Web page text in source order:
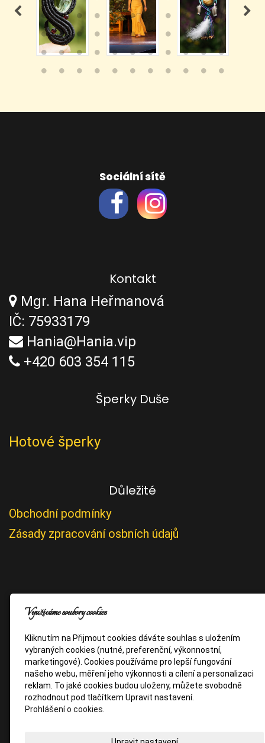
Sociální sítě
Kontakt
Mgr. Hana Heřmanová
IČ: 75933179
Hania@Hania.vip
+420 603 354 115
Šperky Duše
Hotové šperky
Důležité
Obchodní podmínky
Zásady zpracování osbních údajů
Využíváme soubory cookies
Kliknutím na Přijmout cookies dáváte souhlas s uložením
vybraných cookies (nutné, preferenční, výkonnostní,
marketingové). Cookies používáme pro lepší fungování
našeho webu, měření jeho výkonnosti a cílení a personalizaci
reklam. To jaké cookies budou uloženy, můžete svobodně
rozhodnout pod tlačítkem Upravit nastavení.
Prohlášení o cookies.